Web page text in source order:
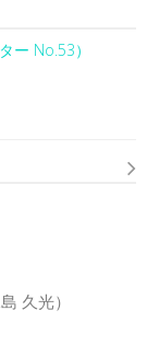
ー No.53）
久光）